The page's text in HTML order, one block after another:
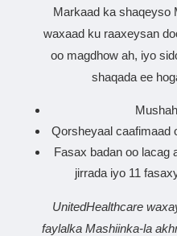
Markaad ka shaqeyso
waxaad ku raaxeysan
oo magdhow ah, iyo
shaqada ee
Qorsheyaal caafimaad
Fasax badan oo lacag
jirrada iyo 11
UnitedHealthcare
faylalka Mashiinka-la